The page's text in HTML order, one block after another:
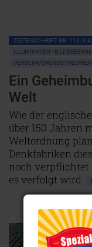
ZEITENSCHRIFT NR. 110, S.4
ILLUMINATEN •
VERSCHWÖRUNGSTHEORIEN
Ein
Welt
Wie der
über 150 Jahren
Weltordnung
Denkfabriken
noch verpflichtet
es verfolgt wird.